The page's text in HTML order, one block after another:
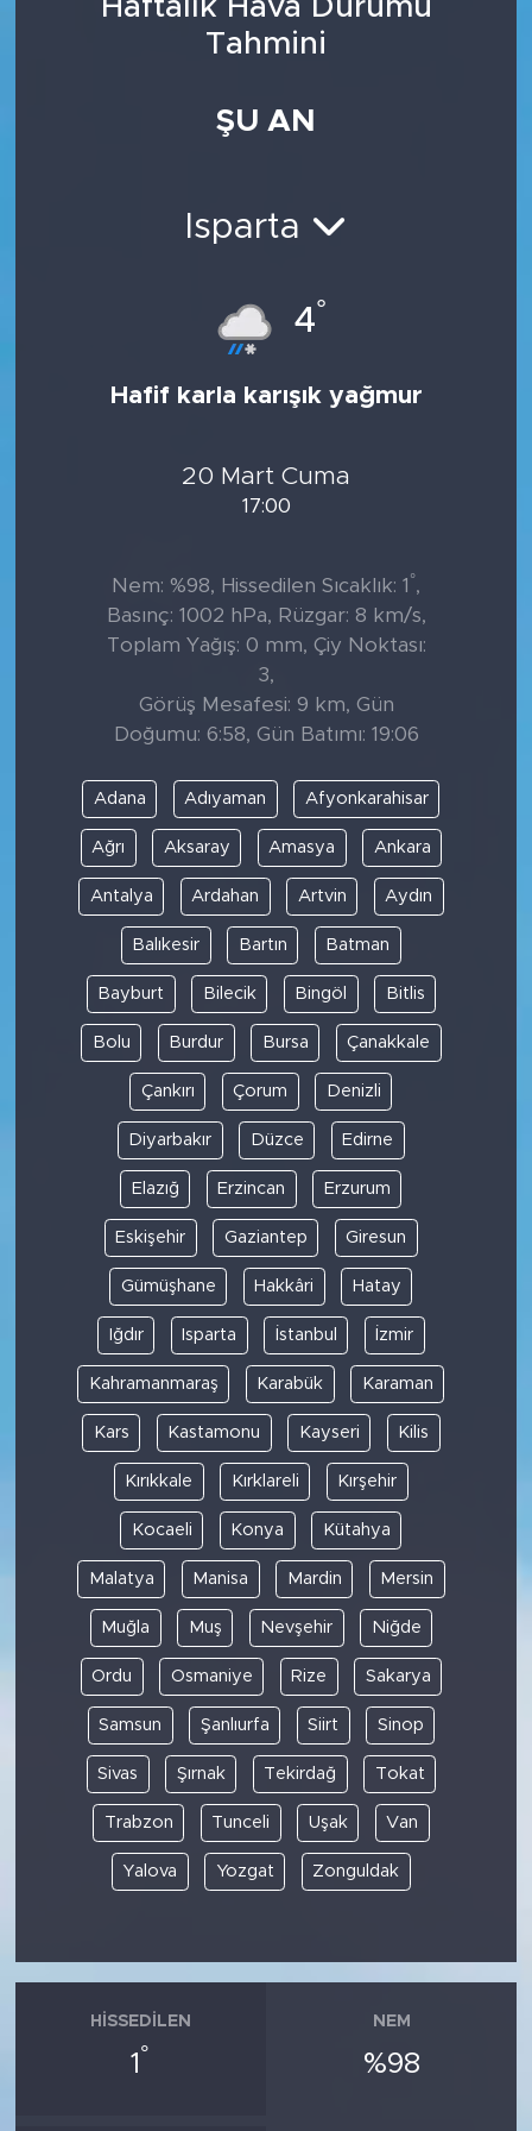
Haftalık Hava Durumu
Tahmini
ŞU AN
Isparta
4°
Hafif karla karışık yağmur
20 Mart Cuma
17:00
Nem: %98, Hissedilen Sıcaklık: 1 °,
Basınç: 1002 hPa, Rüzgar: 8 km/s,
Toplam Yağış: 0 mm, Çiy Noktası:
3,
Görüş Mesafesi: 9 km, Gün
Doğumu: 6:58, Gün Batımı: 19:06
Adana Adıyaman Afyonkarahisar
Ağrı Aksaray Amasya Ankara
Antalya Ardahan Artvin Aydın
Balıkesir Bartın Batman
Bayburt Bilecik Bingöl Bitlis
Bolu Burdur Bursa Çanakkale
Çankırı Çorum Denizli
Diyarbakır Düzce Edirne
Elazığ Erzincan Erzurum
Eskişehir Gaziantep Giresun
Gümüşhane Hakkâri Hatay
Iğdır Isparta İstanbul İzmir
Kahramanmaraş Karabük Karaman
Kars Kastamonu Kayseri Kilis
Kırıkkale Kırklareli Kırşehir
Kocaeli Konya Kütahya
Malatya Manisa Mardin Mersin
Muğla Muş Nevşehir Niğde
Ordu Osmaniye Rize Sakarya
Samsun Şanlıurfa Siirt Sinop
Sivas Şırnak Tekirdağ Tokat
Trabzon Tunceli Uşak Van
Yalova Yozgat Zonguldak
HISSEDILEN
1 °
NEM
%98